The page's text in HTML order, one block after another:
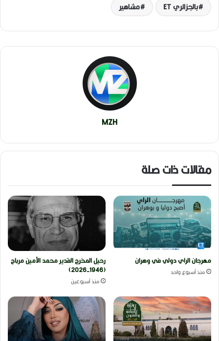
بالجزائري ET
مشاهير
MZH
مقالات ذات صلة
مهرجان الراي دولي في وهران
منذ أسبوع واحد
رحيل المخرج القدير محمد الأمين مرباح
(1946-2026)
منذ أسبوعين